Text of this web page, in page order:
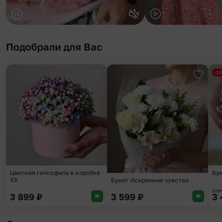
Подобрали для Вас
Добавить в избранное
Цветная гипсофила в коробке
XS
3 899 ₽
Букет Искренние чувства
3 599 ₽
-
3
3